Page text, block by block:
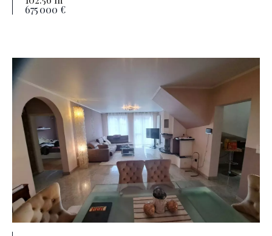
675 000 €